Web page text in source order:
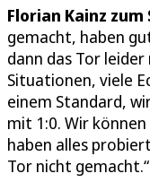
Florian Kainz zum
gemacht, haben
dann das Tor
Situationen, viele
einem Standard,
mit 1:0. Wir
haben alles
Tor nicht gemacht.“